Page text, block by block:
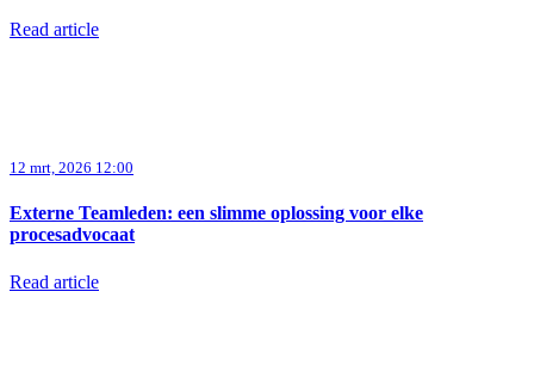
Read article
12 mrt, 2026 12:00
Externe Teamleden: een slimme oplossing voor elke
procesadvocaat
Read article